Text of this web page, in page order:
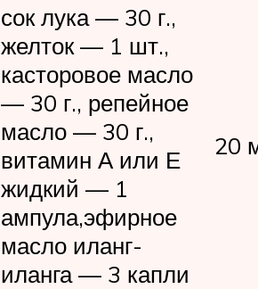
сок лука — 30 г.,
желток — 1 шт.,
касторовое масло
— 30 г., репейное
масло — 30 г.,
витамин А или Е
жидкий — 1
ампула,эфирное
масло иланг-
иланга — 3 капли
20